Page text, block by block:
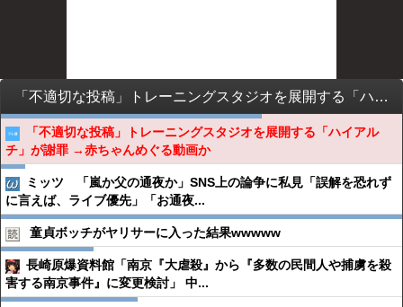
「不適切な投稿」トレーニングスタジオを展開する「ハイアルチ」が謝罪 →赤ちゃんめぐる動画か
「不適切な投稿」トレーニングスタジオを展開する「ハイアル
チ」が謝罪 →赤ちゃんめぐる動画か
ミッツ 「嵐か父の通夜か」SNS上の論争に私見「誤解を恐れず
に言えば、ライブ優先」「お通夜...
童貞ボッチがヤリサーに入った結果wwwww
長崎原爆資料館「南京『大虐殺』から『多数の民間人や捕虜を殺
害する南京事件』に変更検討」 中...